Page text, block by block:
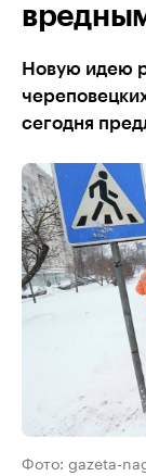
Новую идею
сегодня
Фото: gazeta-